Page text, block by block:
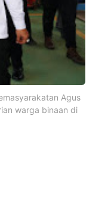
Agus
warga binaan di